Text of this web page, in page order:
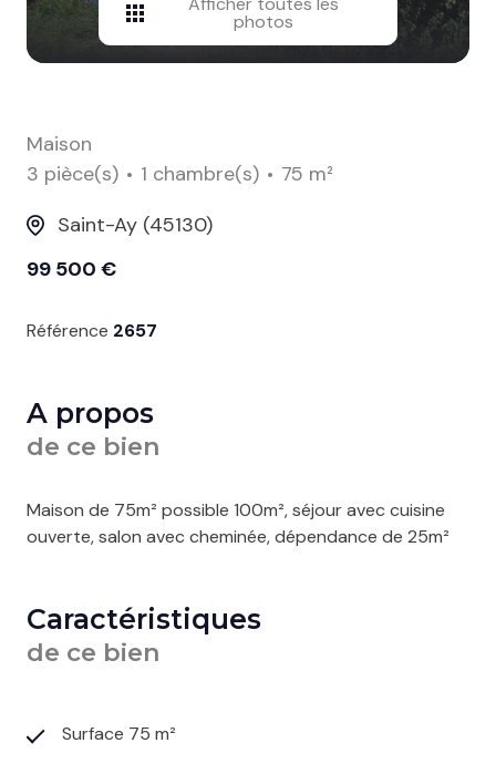
photos
Maison
3 pièce(s)
1 chambre(s)
75 m²
Saint-Ay (45130)
99 500 €
Référence 2657
A propos
de ce bien
Maison de 75m² possible 100m², séjour avec cuisine
ouverte, salon avec cheminée, dépendance de 25m²
Caractéristiques
de ce bien
Surface 75 m²